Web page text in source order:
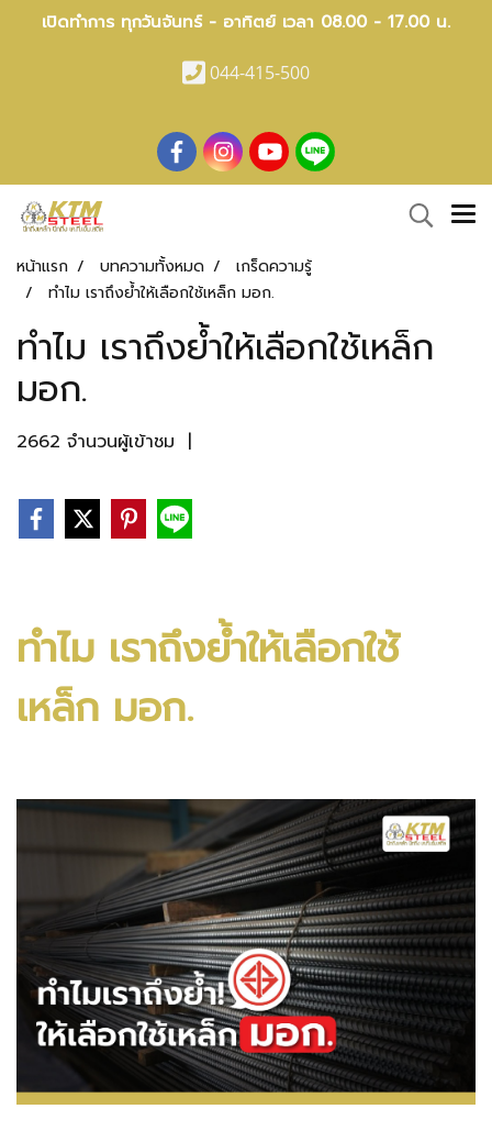
เปิดทำการ ทุกวันจันทร์ - อาทิตย์ เวลา 08.00 - 17.00 น.
044-415-500
หน้าแรก บทความทั้งหมด
เกร็ดความรู้
ทำไม เราถึงย้ำให้เลือกใช้เหล็ก มอก.
ทำไม เราถึงย้ำให้เลือกใช้เหล็ก
มอก.
2662 จำนวนผู้เข้าชม |
ทำไม เราถึงย้ำให้เลือกใช้
เหล็ก มอก.